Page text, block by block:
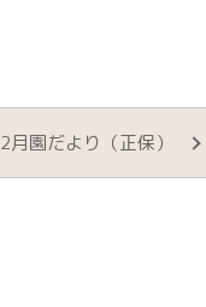
2月園だより（正保）